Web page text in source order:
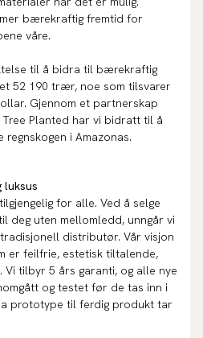
mer bærekraftig fremtid for
våre.
til å bidra til bærekraftig
52 190 trær, noe som tilsvarer
Gjennom et partnerskap
Planted har vi bidratt til å
i Amazonas.
luksus
for alle. Ved å selge
deg uten mellomledd, unngår vi
distributør. Vår visjon
er feilfrie, estetisk tiltalende,
tilbyr 5 års garanti, og alle nye
og testet før de tas inn i
prototype til ferdig produkt tar